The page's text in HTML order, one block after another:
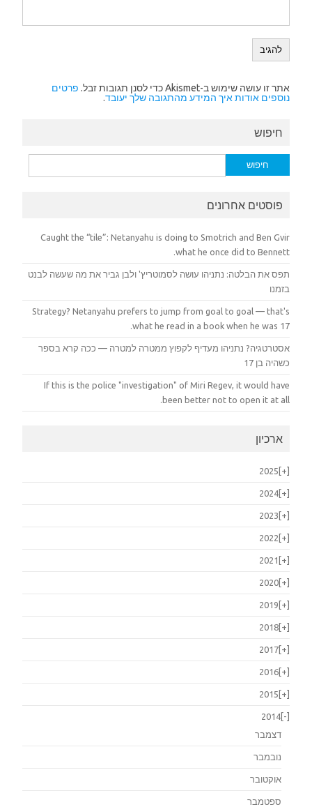
אתר זו עושה שימוש ב-Akismet כדי לסנן תגובות זבל.
פרטים
נוספים אודות איך המידע מהתגובה שלך יעובד.
חיפוש
חיפוש:
פוסטים אחרונים
Caught the “tile”: Netanyahu is doing to Smotrich and Ben Gvir
what he once did to Bennett.
תפס את הבלטה: נתניהו עושה לסמוטריץ' ולבן גביר את מה שעשה לבנט
בזמנו
Strategy? Netanyahu prefers to jump from goal to goal — that's
what he read in a book when he was 17.
אסטרטגיה? נתניהו מעדיף לקפוץ ממטרה למטרה — ככה קרא בספר
כשהיה בן 17
If this is the police "investigation" of Miri Regev, it would have
been better not to open it at all.
ארכיון
[+]
2025
[+]
2024
[+]
2023
[+]
2022
[+]
2021
[+]
2020
[+]
2019
[+]
2018
[+]
2017
[+]
2016
[+]
2015
[-]
2014
דצמבר
נובמבר
אוקטובר
ספטמבר